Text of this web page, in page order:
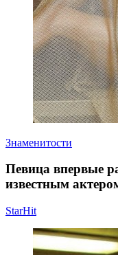
Знаменитости
Певица впервые
известным
StarHit